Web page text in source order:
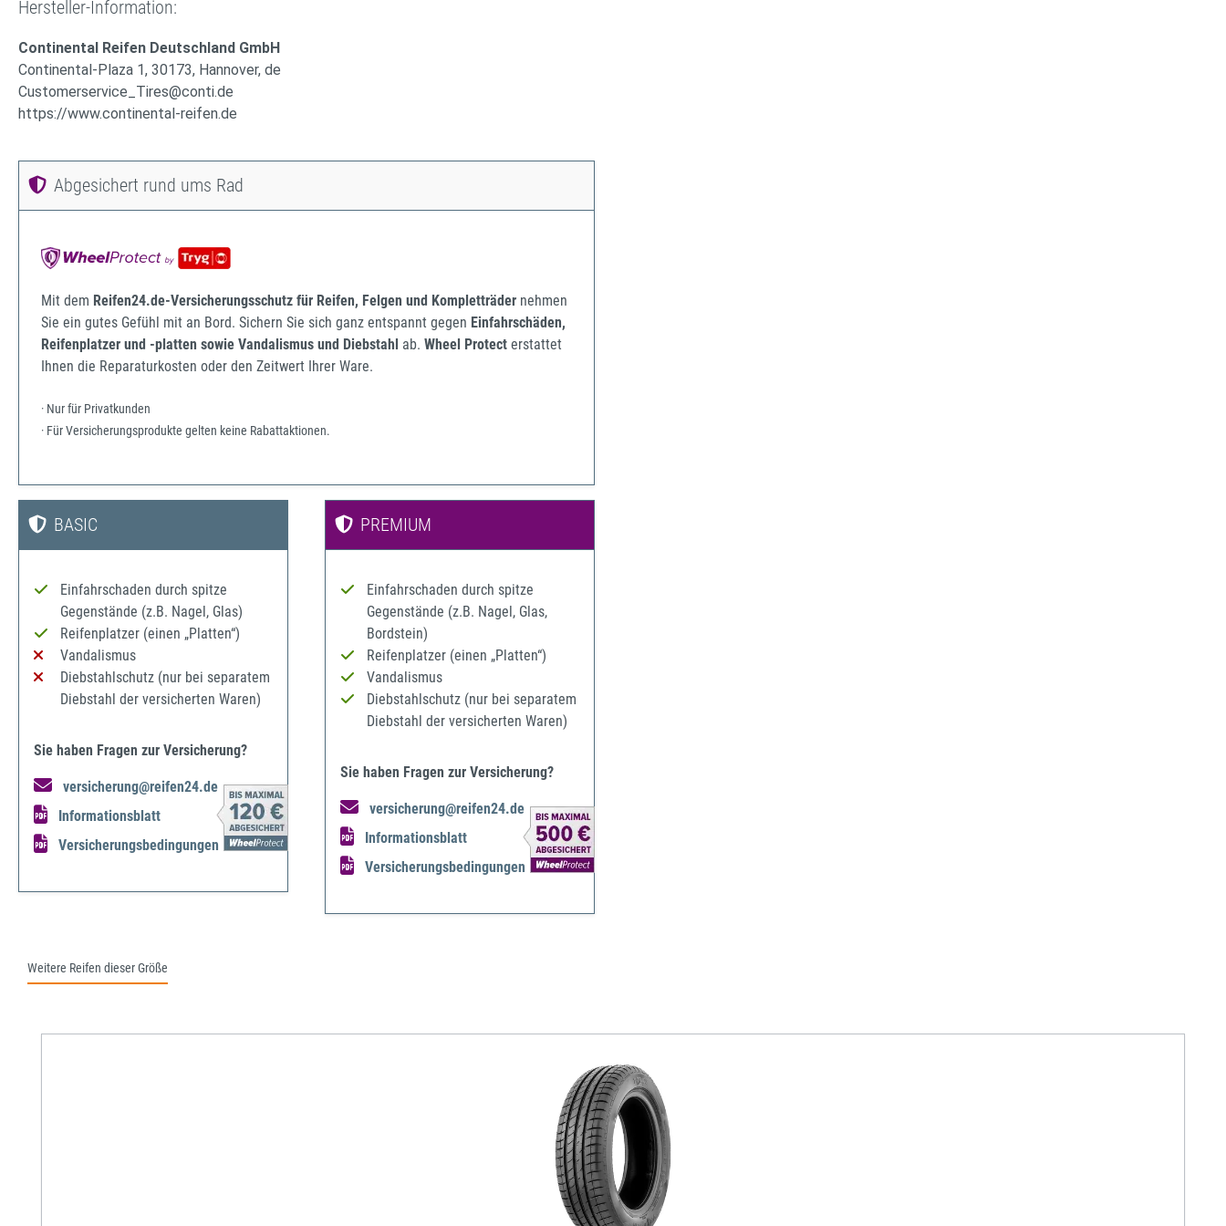
Hersteller-Information:
Continental Reifen Deutschland GmbH
Continental-Plaza 1, 30173, Hannover, de
Customerservice_Tires@conti.de
https://www.continental-reifen.de
Abgesichert rund ums Rad
Mit dem Reifen24.de-Versicherungsschutz für Reifen, Felgen und Kompletträder nehmen
Sie ein gutes Gefühl mit an Bord. Sichern Sie sich ganz entspannt gegen Einfahrschäden,
Reifenplatzer und -platten sowie Vandalismus und Diebstahl ab. Wheel Protect erstattet
Ihnen die Reparaturkosten oder den Zeitwert Ihrer Ware.
· Nur für Privatkunden
· Für Versicherungsprodukte gelten keine Rabattaktionen.
BASIC
Einfahrschaden durch spitze
Gegenstände (z.B. Nagel, Glas)
Reifenplatzer (einen „Platten“)
Vandalismus
Diebstahlschutz (nur bei separatem
Diebstahl der versicherten Waren)
Sie haben Fragen zur Versicherung?
versicherung@reifen24.de
Informationsblatt
Versicherungsbedingungen
PREMIUM
Einfahrschaden durch spitze
Gegenstände (z.B. Nagel, Glas,
Bordstein)
Reifenplatzer (einen „Platten“)
Vandalismus
Diebstahlschutz (nur bei separatem
Diebstahl der versicherten Waren)
Sie haben Fragen zur Versicherung?
versicherung@reifen24.de
Informationsblatt
Versicherungsbedingungen
Weitere Reifen dieser Größe